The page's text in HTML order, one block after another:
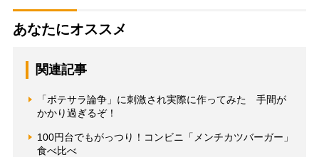
あなたにオススメ
関連記事
「ポテサラ論争」に刺激され実際に作ってみた 手間が
かかり過ぎるぞ！
100円台でもがっつり！コンビニ「メンチカツバーガー」
食べ比べ